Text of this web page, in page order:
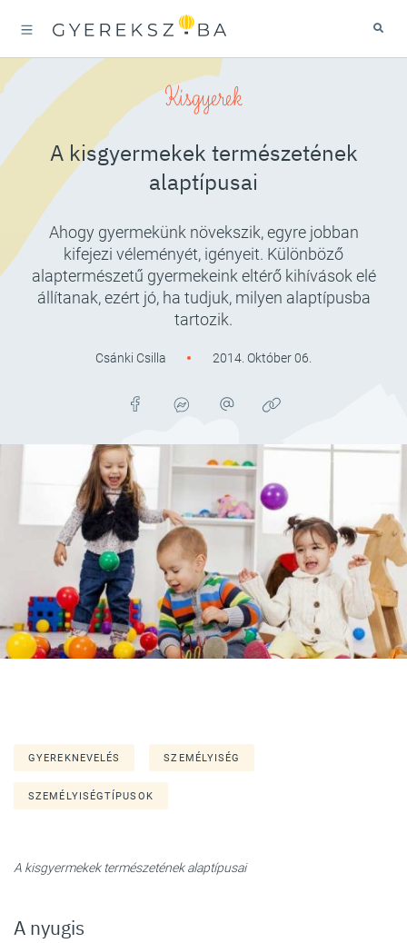
Kisgyerek
A kisgyermekek természetének
alaptípusai
Ahogy gyermekünk növekszik, egyre jobban
kifejezi véleményét, igényeit. Különböző
alaptermészetű gyermekeink eltérő kihívások elé
állítanak, ezért jó, ha tudjuk, milyen alaptípusba
tartozik.
Csánki Csilla 2014. Október 06.
GYEREKNEVELÉS SZEMÉLYISÉG
SZEMÉLYISÉGTÍPUSOK
A kisgyermekek természetének alaptípusai
A nyugis